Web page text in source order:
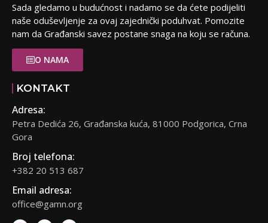
Sada gledamo u budućnost i nadamo se da ćete podijeliti
naše oduševljenje za ovaj zajednički poduhvat. Pomozite
nam da Građanski savez postane snaga na koju se računa.
O NAMA
KONTAKT
Adresa:
Petra Dedića 26, Građanska kuća, 81000 Podgorica, Crna
Gora
Broj telefona:
+382 20 513 687
Email adresa:
office@gamn.org